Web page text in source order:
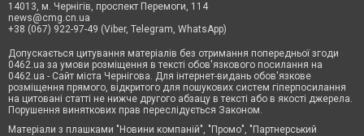
14013, м. Чернігів, проспект Перемоги, 114
news@cmg.cn.ua
+38 (067) 922-97-49 (Viber, Telegram, WhatsApp)
Допускається цитування матеріалів без отримання попередньої згоди
0462.ua за умови розміщення в тексті обов'язкового посилання на
0462.ua - Сайт міста Чернігова. Для інтернет-видань обов'язкове
розміщення прямого, відкритого для пошукових систем гіперпосилання
на цитовані статті не нижче другого абзацу в тексті або в якості джерела.
Порушення виняткових прав переслідується Законом.
Матеріали з плашками "Новини компаній", "Промо", "Партнерський